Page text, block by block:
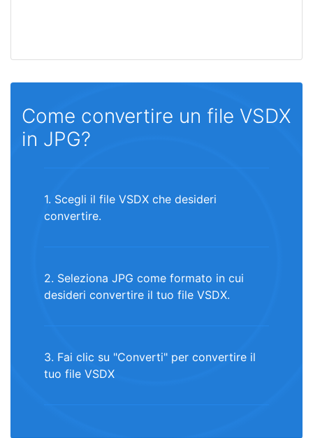
Come convertire un file VSDX
in JPG?
1. Scegli il file VSDX che desideri
convertire.
2. Seleziona JPG come formato in cui
desideri convertire il tuo file VSDX.
3. Fai clic su "Converti" per convertire il
tuo file VSDX